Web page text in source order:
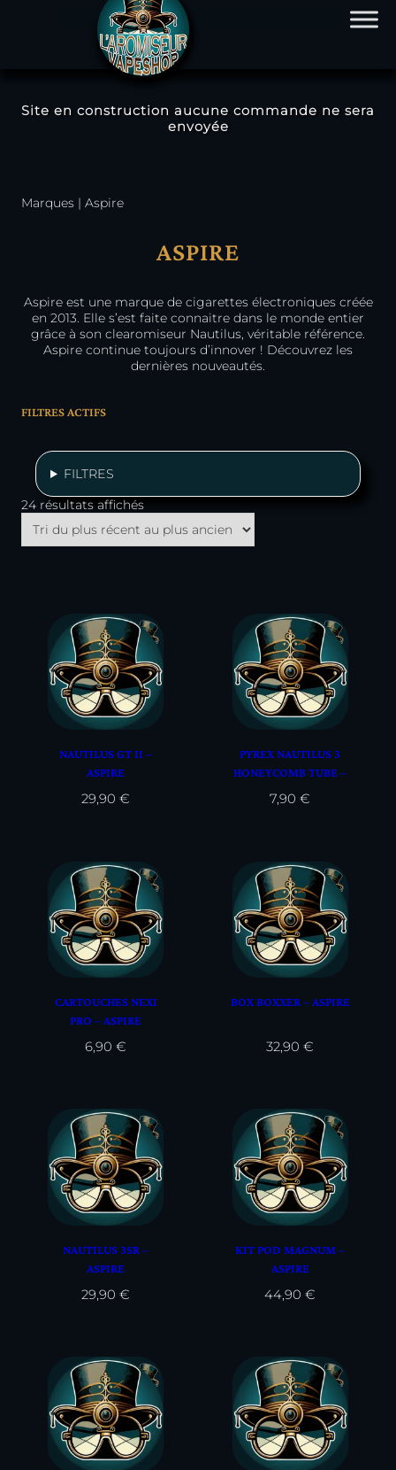
Site en construction aucune commande ne sera
envoyée
Marques | Aspire
ASPIRE
Aspire est une marque de cigarettes électroniques créée
en 2013. Elle s’est faite connaitre dans le monde entier
grâce à son clearomiseur Nautilus, véritable référence.
Aspire continue toujours d’innover ! Découvrez les
dernières nouveautés.
FILTRES ACTIFS
FILTRES
24 résultats affichésTrié
plus
récent
NAUTILUS GT II –
ASPIRE
29,90€
PYREX NAUTILUS 3
HONEYCOMB TUBE –
ASPIRE
7,90€
CARTOUCHES NEXI
PRO – ASPIRE
6,90€
BOX BOXXER – ASPIRE
32,90€
NAUTILUS 3SR –
ASPIRE
29,90€
KIT POD MAGNUM –
ASPIRE
44,90€